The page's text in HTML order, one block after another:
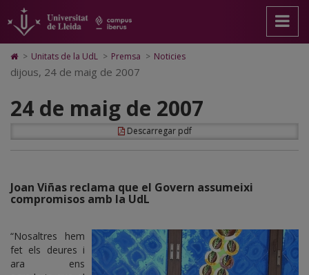
24
de
maig
de
2007
pàgina
principal.
Universitat
Lleida
contingut
principal
Mapa
Web.
Universitat
Cerca
Accessibilitat.
Universitat
Lleida
Icono
de
Home
ir
a
página
de
> Unitats de la UdL > Premsa > Noticies
dijous, 24 de maig de 2007
24 de maig de 2007
Descarregar pdf
Joan Viñas reclama que el Govern assumeixi
compromisos amb la UdL
“Nosaltres hem
fet els deures i
ara ens